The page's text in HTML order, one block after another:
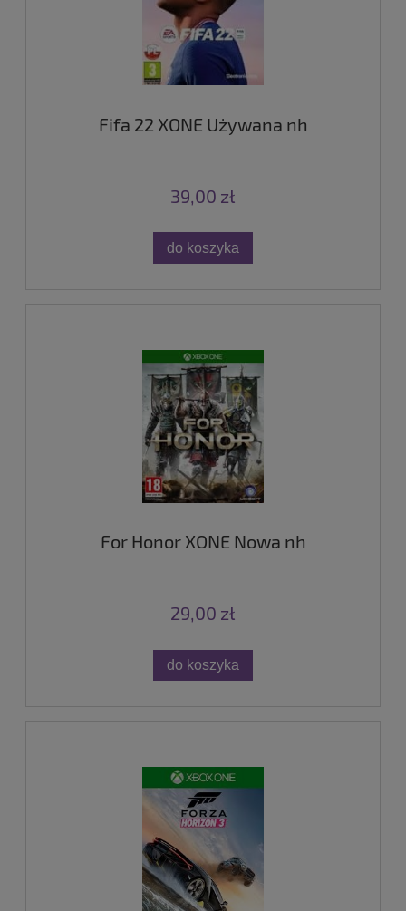
Fifa 22 XONE Używana nh
39,00 zł
do koszyka
For Honor XONE Nowa nh
29,00 zł
do koszyka